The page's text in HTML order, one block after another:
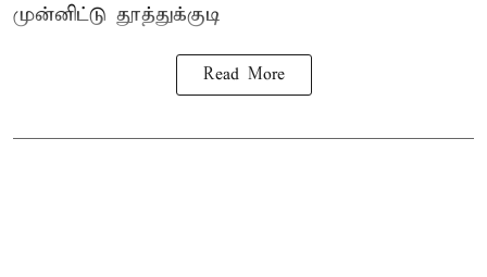
முன்னிட்டு தூத்துக்குடி
Read More